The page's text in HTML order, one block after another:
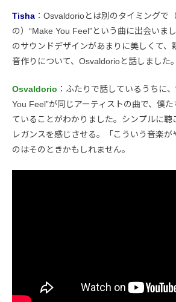
Tisha ：Osvaldorioとは別のタイミングで
の）“Make You Feel”という曲に出会いま
のサウンドデザインがあまりに美しくて、
音作りについて、Osvaldorioと話しました。
Osvaldorio ：ふたりで話しているうちに
You Feel”が同じアーティストの曲で、僕
ていることがわかりました。シンプルに聴
レガンスを感じさせる。「こういう音楽が
のはそのときかもしれません。